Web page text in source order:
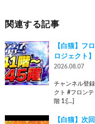
関連する記事
【白猫】フ
ロジェクト】
2026.08.07
チャンネル登
クト #フロン
階 1:[…]
【白猫】次